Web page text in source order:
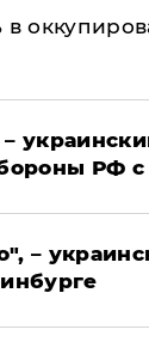
в
–
РФ
–